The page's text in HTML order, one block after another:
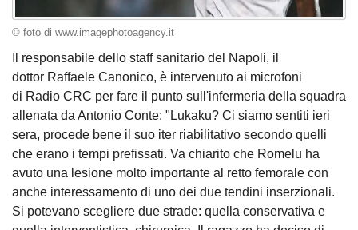
© foto di www.imagephotoagency.it
Il responsabile dello staff sanitario del Napoli, il
dottor Raffaele Canonico, è intervenuto ai microfoni
di Radio CRC per fare il punto sull'infermeria della squadra
allenata da Antonio Conte: "Lukaku? Ci siamo sentiti ieri
sera, procede bene il suo iter riabilitativo secondo quelli
che erano i tempi prefissati. Va chiarito che Romelu ha
avuto una lesione molto importante al retto femorale con
anche interessamento di uno dei due tendini inserzionali.
Si potevano scegliere due strade: quella conservativa e